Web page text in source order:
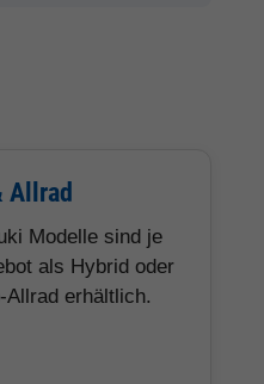
Allrad
Modelle sind je
als Hybrid oder
Allrad erhältlich.